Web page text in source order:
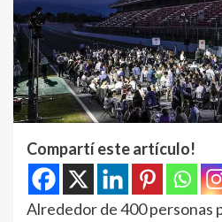
Compartí este artículo!
Alrededor de 400 personas